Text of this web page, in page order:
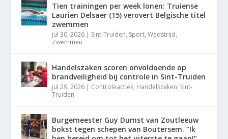
Tien trainingen per week lonen: Truiense
Laurien Delsaer (15) verovert Belgische titel
zwemmen
jul 30, 2026 | Sint-Truiden, Sport,Wedstrijd,
Zwemmen
Handelszaken scoren onvoldoende op
brandveiligheid bij controle in Sint-Truiden
jul 29, 2026 | Controleacties, Handelszaken, Sint-
Truiden
Burgemeester Guy Dumst van Zoutleeuw
bokst tegen schepen van Boutersem. “Ik